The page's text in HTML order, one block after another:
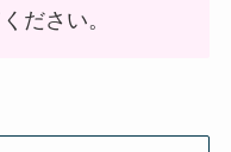
ださい。